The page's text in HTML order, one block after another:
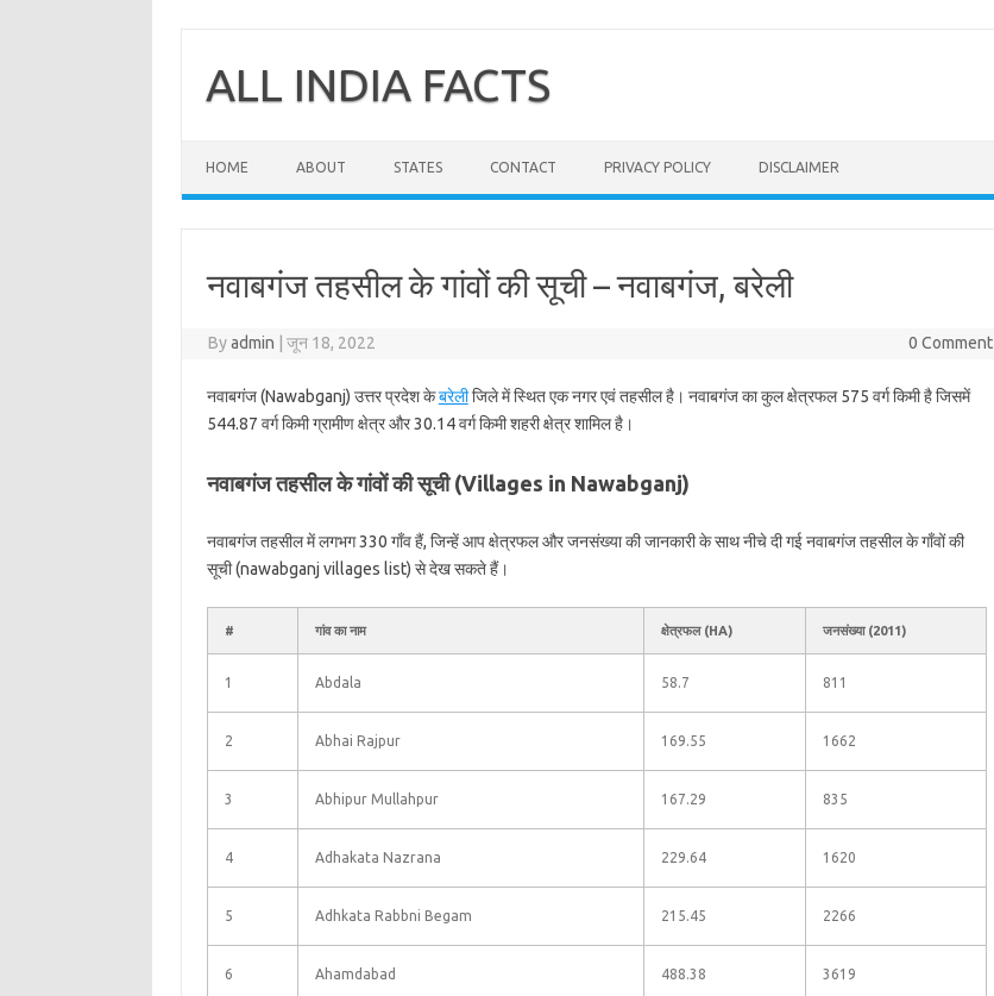
contentALL INDIA FACTS
HOME ABOUT STATES CONTACT PRIVACY POLICY DISCLAIMER
नवाबगंज तहसील के गांवों की सूची – नवाबगंज, बरेली
Byadmin जून 18, 2022 0 Comment
नवाबगंज (Nawabganj) उत्तर प्रदेश केबरेलीजिले में स्थित एक नगर एवं तहसील है। नवाबगंज का कुल क्षेत्रफल 575 वर्ग किमी है जिसमें
544.87 वर्ग किमी ग्रामीण क्षेत्र और 30.14 वर्ग किमी शहरी क्षेत्र शामिल है।
नवाबगंज तहसील के गांवों की सूची (Villages in Nawabganj)
नवाबगंज तहसील में लगभग 330 गाँव हैं, जिन्हें आप क्षेत्रफल और जनसंख्या की जानकारी के साथ नीचे दी गई नवाबगंज तहसील के गाँवों की
सूची (nawabganj villages list) से देख सकते हैं।
# गांव का नाम क्षेत्रफल (HA) जनसंख्या (2011)
1 Abdala 58.7 811
2 Abhai Rajpur 169.55 1662
3 Abhipur Mullahpur 167.29 835
4 Adhakata Nazrana 229.64 1620
5 Adhkata Rabbni Begam 215.45 2266
6 Ahamdabad 488.38 3619